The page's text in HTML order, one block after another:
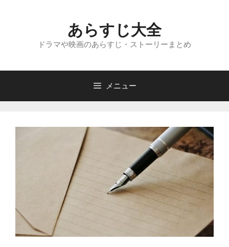
へ
あらすじ大全
ドラマや映画のあらすじ・ストーリーまとめ
メニュー